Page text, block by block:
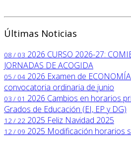
Últimas Noticias
08 / 03 2026 CURSO 2026-27:
JORNADAS DE ACOGIDA
05 / 04 2026 Examen de
convocatoria ordinaria de junio
03 / 01 2026 Cambios en horarios
Grados de Educación (EI, EP y DG)
12 / 22 2025 Feliz Navidad 2025
12 / 09 2025 Modificación horarios